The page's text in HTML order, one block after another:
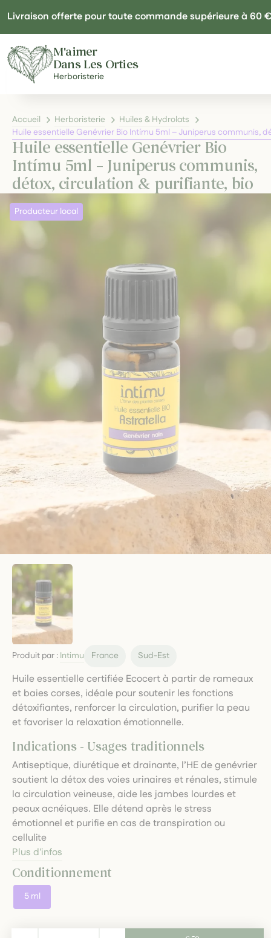
Livraison offerte pour toute commande supérieure à 60 €
M'aimer
Dans Les Orties
Herboristerie
Accueil Herboristerie
Huiles & Hydrolats
Huile essentielle Genévrier Bio Intímu 5ml – Juniperus communis,
Huile essentielle Genévrier Bio
Intímu 5ml – Juniperus communis,
détox, circulation & purifiante, bio
Produit par : Intimu France Sud-Est
Huile essentielle certifiée Ecocert à partir de rameaux
et baies corses, idéale pour soutenir les fonctions
détoxifiantes, renforcer la circulation, purifier la peau
et favoriser la relaxation émotionnelle.
Indications - Usages traditionnels
Antiseptique, diurétique et drainante, l’HE de genévrier
soutient la détox des voies urinaires et rénales, stimule
la circulation veineuse, aide les jambes lourdes et
peaux acnéiques. Elle détend après le stress
émotionnel et purifie en cas de transpiration ou
cellulite
Plus d'infos
Conditionnement
5 ml